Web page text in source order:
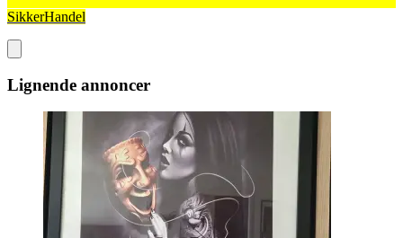
SikkerHandel
Lignende annoncer